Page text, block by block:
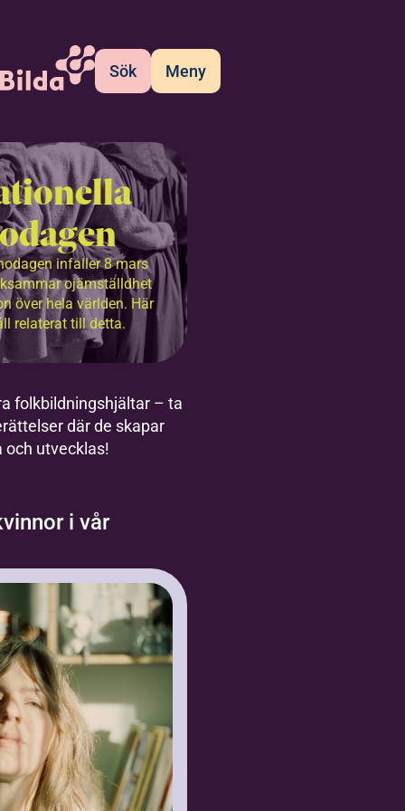
Sök Meny
infaller 8 mars
ojämställdhet
över hela världen. Här
relaterat till detta.
folkbildningshjältar – ta
där de skapar
och utvecklas!
i vår